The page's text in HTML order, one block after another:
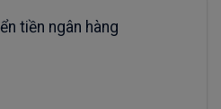
tiền ngân hàng